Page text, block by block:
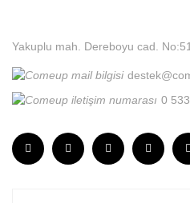
Yakuplu mah. Dereboyu cad.
0